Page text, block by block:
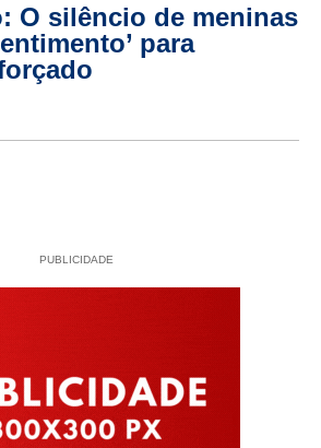
O silêncio de meninas
para
PUBLICIDADE